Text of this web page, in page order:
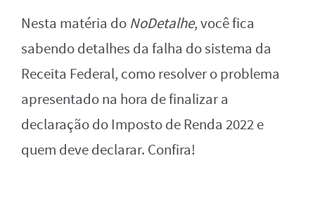
Nesta matéria do NoDetalhe, você fica
sabendo detalhes da falha do sistema da
Receita Federal, como resolver o problema
apresentado na hora de finalizar a
declaração do Imposto de Renda 2022 e
quem deve declarar. Confira!